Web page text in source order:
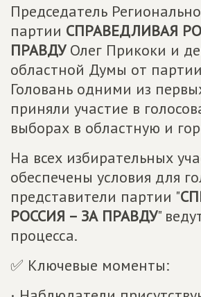
Председатель
партии СПРАВЕДЛИВАЯ
ПРАВДУОлег Прикоки и
областной Думы от
Головань одними из
приняли участие в
выборах в областную и
На всех избирательных
обеспечены условия для
представители партии "
РОССИЯ – ЗА ПРАВДУ"
процесса.
✅ Ключевые моменты: